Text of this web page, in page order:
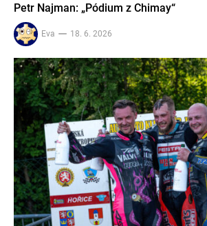
Petr Najman: „Pódium z Chimay“
Eva 18. 6. 2026